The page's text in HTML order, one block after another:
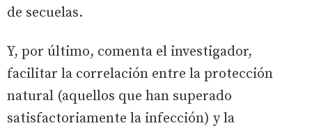
de secuelas.
Y, por último, comenta el investigador,
facilitar la correlación entre la protección
natural (aquellos que han superado
satisfactoriamente la infección) y la